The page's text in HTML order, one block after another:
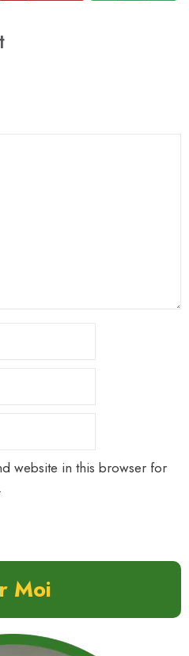
website in this browser for
Moi